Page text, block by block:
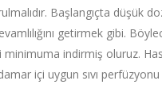
Başlangıçta düşük
getirmek gibi.
indirmiş oluruz.
içi uygun sıvı